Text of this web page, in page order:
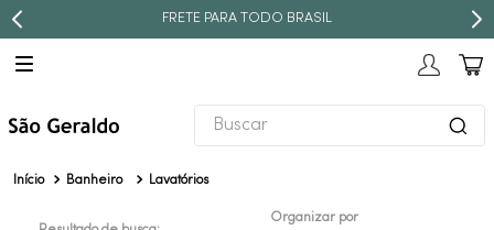
FRETE PARA TODO BRASIL
Buscar
Banheiro Lavatórios
Organizar por
TERMOS MAIS BUSCADOS